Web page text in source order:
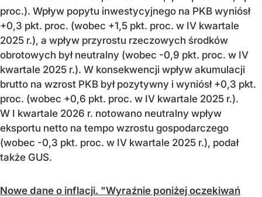
proc.). Wpływ popytu inwestycyjnego na PKB wyniósł
+0,3 pkt. proc. (wobec +1,5 pkt. proc. w IV kwartale
2025 r.), a wpływ przyrostu rzeczowych środków
obrotowych był neutralny (wobec -0,9 pkt. proc. w IV
kwartale 2025 r.). W konsekwencji wpływ akumulacji
brutto na wzrost PKB był pozytywny i wyniósł +0,3 pkt.
proc. (wobec +0,6 pkt. proc. w IV kwartale 2025 r.).
W I kwartale 2026 r. notowano neutralny wpływ
eksportu netto na tempo wzrostu gospodarczego
(wobec -0,3 pkt. proc. w IV kwartale 2025 r.), podał
także GUS.
Nowe dane o inflacji. "Wyraźnie poniżej oczekiwań